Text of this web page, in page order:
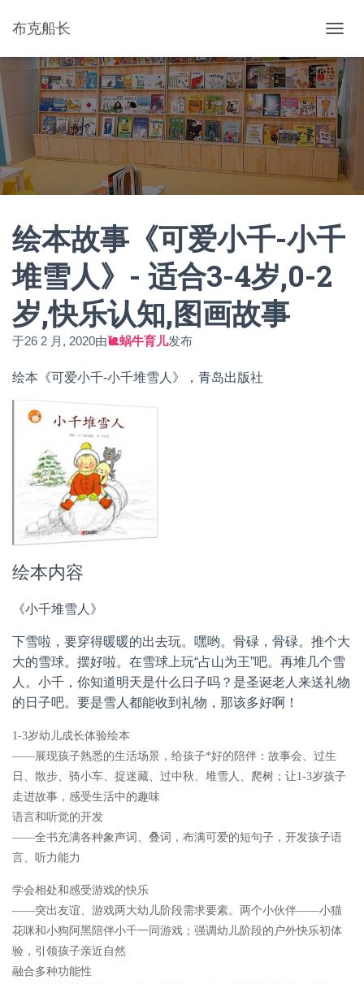
布克船长
换
导
航
绘本故事《可爱小千-小千
堆雪人》- 适合3-4岁,0-2
岁,快乐认知,图画故事
于26 2 月, 2020由🐌蜗牛育儿发布
绘本《可爱小千-小千堆雪人》，青岛出版社
绘本内容
《小千堆雪人》
下雪啦，要穿得暖暖的出去玩。嘿哟。骨碌，骨碌。推个大
大的雪球。摆好啦。在雪球上玩“占山为王”吧。再堆几个雪
人。小千，你知道明天是什么日子吗？是圣诞老人来送礼物
的日子吧。要是雪人都能收到礼物，那该多好啊！
1-3岁幼儿成长体验绘本
——展现孩子熟悉的生活场景，给孩子*好的陪伴：故事会、过生
日、散步、骑小车、捉迷藏、过中秋、堆雪人、爬树；让1-3岁孩子
走进故事，感受生活中的趣味
语言和听觉的开发
——全书充满各种象声词、叠词，布满可爱的短句子，开发孩子语
言、听力能力
学会相处和感受游戏的快乐
——突出友谊、游戏两大幼儿阶段需求要素。两个小伙伴——小猫
花咪和小狗阿黑陪伴小千一同游戏；强调幼儿阶段的户外快乐初体
验，引领孩子亲近自然
融合多种功能性